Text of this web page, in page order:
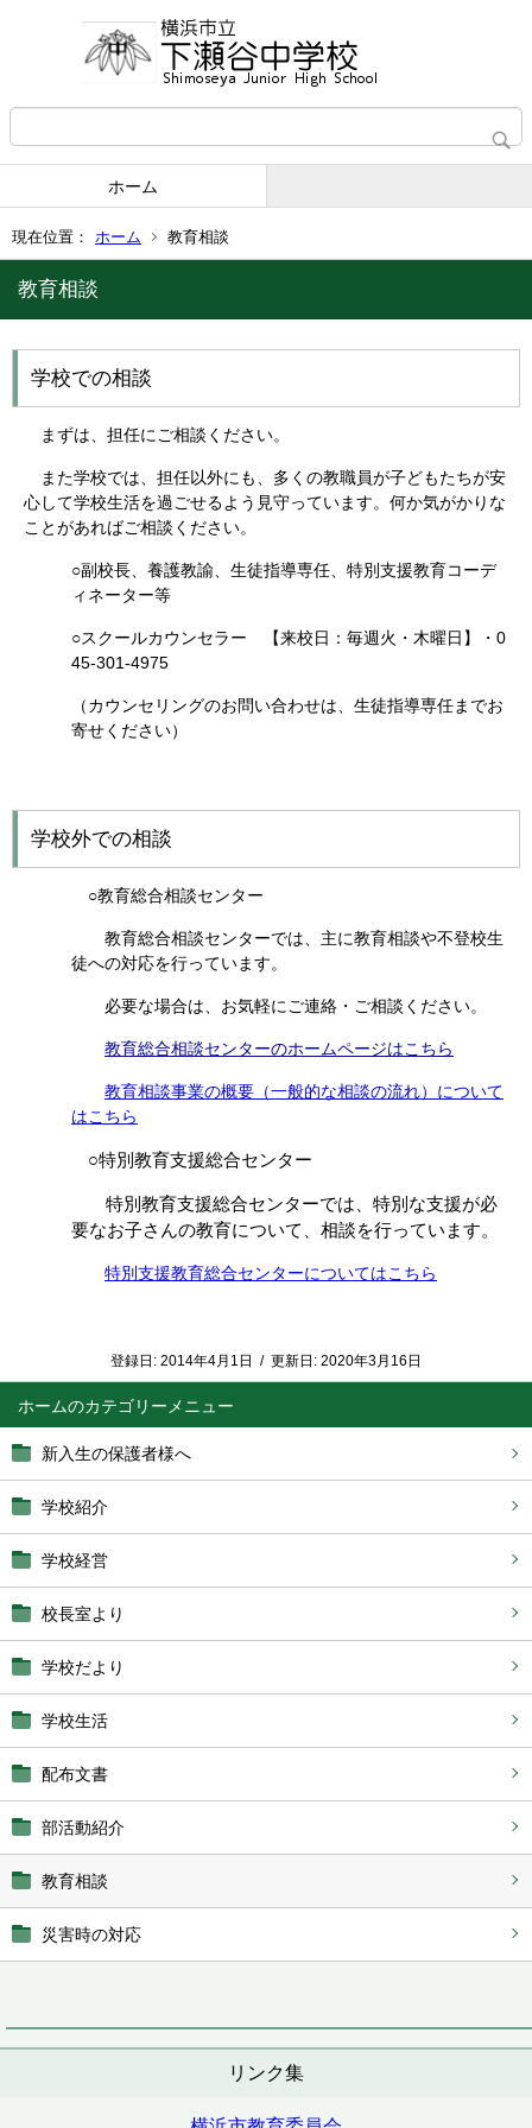
ホーム
現在位置： ホーム 教育相談
ホーム
新入生の保護者様へ
学校紹介
学校経営
校長室より
学校だより
学校生活
配布文書
部活動紹介
教育相談
災害時の対応
リンク集
教育相談
学校での相談
まずは、担任にご相談ください。
また学校では、担任以外にも、多くの教職員が子どもたちが安
心して学校生活を過ごせるよう見守っています。何か気がかりな
ことがあればご相談ください。
○副校長、養護教諭、生徒指導専任、特別支援教育コーデ
ィネーター等
○スクールカウンセラー 【来校日：毎週火・木曜日】・0
45-301-4975
（カウンセリングのお問い合わせは、生徒指導専任までお
寄せください）
学校外での相談
○教育総合相談センター
教育総合相談センターでは、主に教育相談や不登校生
徒への対応を行っています。
必要な場合は、お気軽にご連絡・ご相談ください。
教育総合相談センターのホームページはこちら
教育相談事業の概要（一般的な相談の流れ）について
はこちら
○特別教育支援総合センター
特別教育支援総合センターでは、特別な支援が必
要なお子さんの教育について、相談を行っています。
特別支援教育総合センターについてはこちら
登録日: 2014年4月1日 / 更新日: 2020年3月16日